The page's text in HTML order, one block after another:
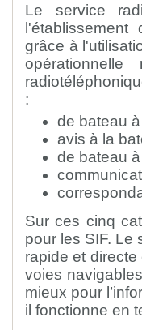
Le service
grâce à
:
de bateau
avis à la
de bateau
Sur ces cinq
pour les SIF. Le
rapide et
voies
mieux pour
il fonctionne en